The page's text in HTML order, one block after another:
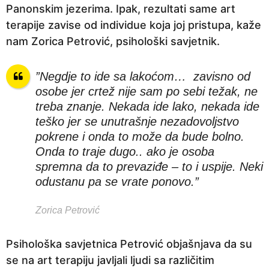
Panonskim jezerima. Ipak, rezultati same art
terapije zavise od individue koja joj pristupa, kaže
nam Zorica Petrović, psihološki savjetnik.
”Negdje to ide sa lakoćom…
zavisno od
osobe jer crtež nije sam po sebi težak, ne
treba znanje. Nekada ide lako, nekada ide
teško jer se unutrašnje nezadovoljstvo
pokrene i onda to može da bude bolno.
Onda to traje dugo.. ako je osoba
spremna da to prevaziđe – to i uspije. Neki
odustanu pa se vrate ponovo.”
Zorica Petrović
Psihološka savjetnica Petrović objašnjava da su
se na art terapiju javljali ljudi sa različitim